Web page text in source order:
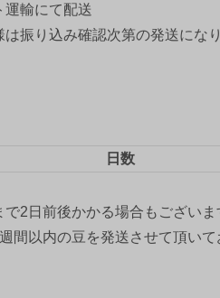
運輸にて配送
振り込み確認次第の発送になり
日数
で2日前後かかる場合もございま
間以内の豆を発送させて頂いて